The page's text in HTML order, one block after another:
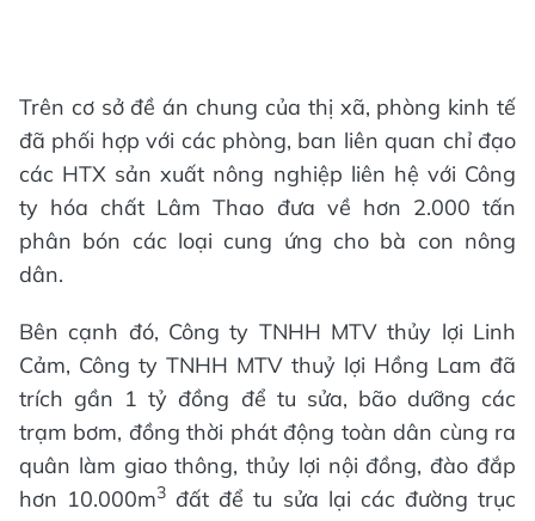
Trên cơ sở đề án chung của thị xã, phòng kinh tế
đã phối hợp với các phòng, ban liên quan chỉ đạo
các HTX sản xuất nông nghiệp liên hệ với Công
ty hóa chất Lâm Thao đưa về hơn 2.000 tấn
phân bón các loại cung ứng cho bà con nông
dân.
Bên cạnh đó, Công ty TNHH MTV thủy lợi Linh
Cảm, Công ty TNHH MTV thuỷ lợi Hồng Lam đã
trích gần 1 tỷ đồng để tu sửa, bão dưỡng các
trạm bơm, đồng thời phát động toàn dân cùng ra
quân làm giao thông, thủy lợi nội đồng, đào đắp
hơn 10.000m3 đất để tu sửa lại các đường trục